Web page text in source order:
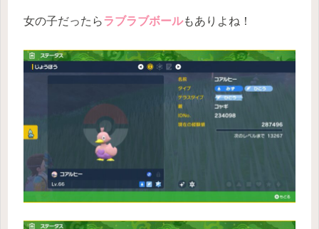
女の子だったらラブラブボールもありよね！